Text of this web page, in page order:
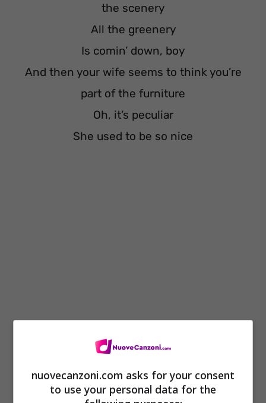
the scenery
All the greenery
Is comin’ down, boy
And then your wife seems to think you’re
part of the furniture
Oh, it’s peculiar
She used to be so nice
When lonely days turn to lonely nights
You take a trip to the city lights
And take the long way home
nuovecanzoni.com asks for your consent
to use your personal data for the